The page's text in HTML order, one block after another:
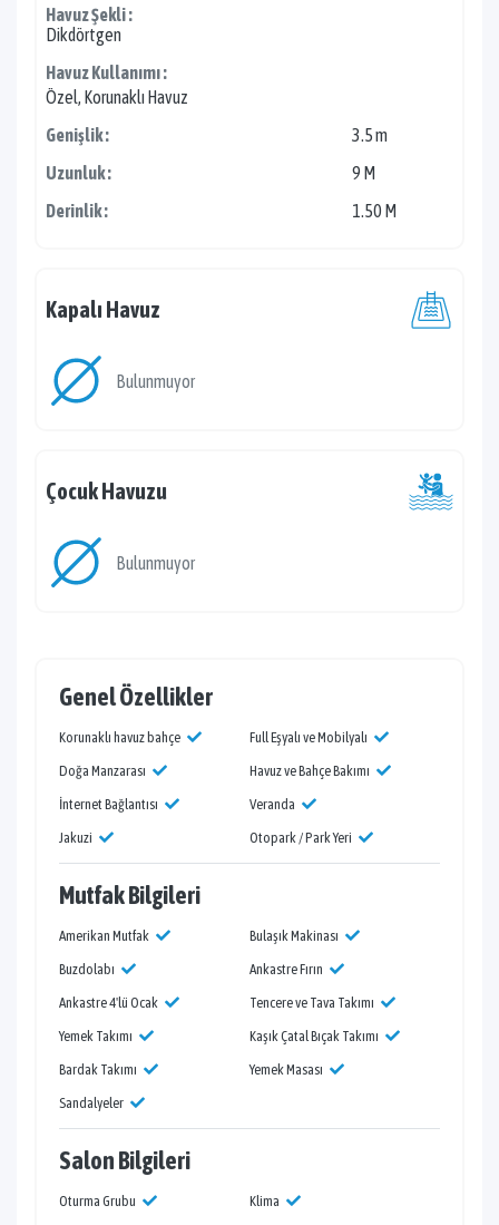
Havuz Şekli :
Dikdörtgen
Havuz Kullanımı :
Özel, Korunaklı Havuz
Genişlik :
3.5 m
Uzunluk :
9 M
Derinlik :
1.50 M
Kapalı Havuz
Bulunmuyor
Çocuk Havuzu
Bulunmuyor
Genel Özellikler
Korunaklı havuz bahçe
Full Eşyalı ve Mobilyalı
Doğa Manzarası
Havuz ve Bahçe Bakımı
İnternet Bağlantısı
Veranda
Jakuzi
Otopark / Park Yeri
Mutfak Bilgileri
Amerikan Mutfak
Bulaşık Makinası
Buzdolabı
Ankastre Fırın
Ankastre 4'lü Ocak
Tencere ve Tava Takımı
Yemek Takımı
Kaşık Çatal Bıçak Takımı
Bardak Takımı
Yemek Masası
Sandalyeler
Salon Bilgileri
Oturma Grubu
Klima